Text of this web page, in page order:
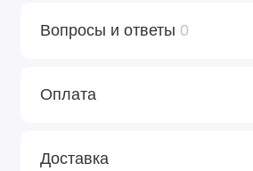
Вопросы и ответы 0
Оплата
Доставка